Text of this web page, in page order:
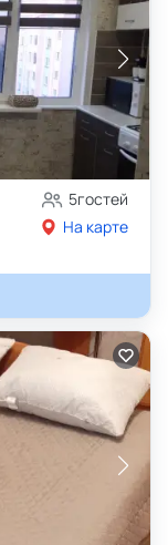
5гостей
На карте